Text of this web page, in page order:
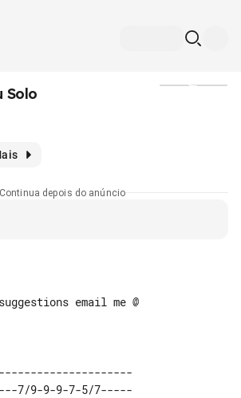
Solo
Continua depois do anúncio
email me @
7/9-9-9-7-5/7-----